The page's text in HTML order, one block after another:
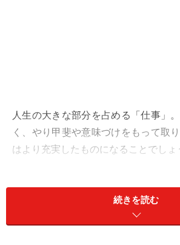
人生の大きな部分を占める「仕事」
く、やり甲斐や意味づけをもって取
はより充実したものになることでしょ
続きを読む